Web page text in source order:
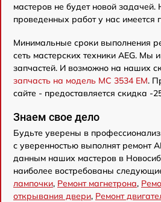
мастеров не будет новой
проведенных работ у нас имеется
Минимальные сроки выполнения
сеть мастерских техники AEG. Мы
запчастей. И возможно на наших
запчасть на модель MC 3534 EM.
сайте - предоставляется скидка -
Знаем свое дело
Будьте уверены в
с уверенностью выполнят ремонт
данным наших мастеров в
наиболее востребованы
лампочки, Ремонт магнетрона,
открывания двери, Ремонт